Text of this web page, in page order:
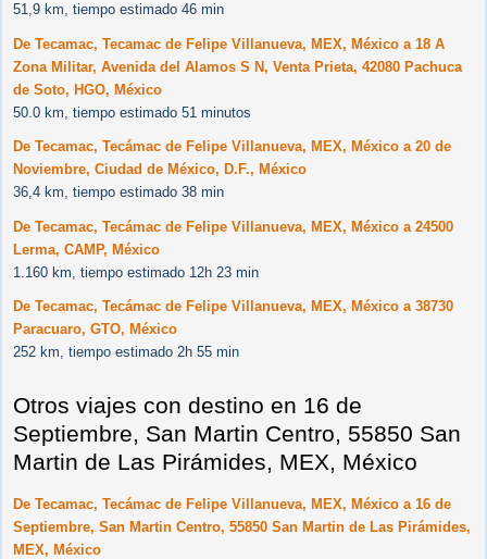
51,9 km, tiempo estimado 46 min
De Tecamac, Tecamac de Felipe Villanueva, MEX, México a 18 A
Zona Militar, Avenida del Alamos S N, Venta Prieta, 42080 Pachuca
de Soto, HGO, México
50.0 km, tiempo estimado 51 minutos
De Tecamac, Tecámac de Felipe Villanueva, MEX, México a 20 de
Noviembre, Ciudad de México, D.F., México
36,4 km, tiempo estimado 38 min
De Tecamac, Tecámac de Felipe Villanueva, MEX, México a 24500
Lerma, CAMP, México
1.160 km, tiempo estimado 12h 23 min
De Tecamac, Tecámac de Felipe Villanueva, MEX, México a 38730
Paracuaro, GTO, México
252 km, tiempo estimado 2h 55 min
Otros viajes con destino en 16 de
Septiembre, San Martin Centro, 55850 San
Martin de Las Pirámides, MEX, México
De Tecamac, Tecámac de Felipe Villanueva, MEX, México a 16 de
Septiembre, San Martin Centro, 55850 San Martin de Las Pirámides,
MEX, México